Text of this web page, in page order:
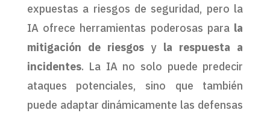
expuestas a riesgos de seguridad, pero la
IA ofrece herramientas poderosas para la
mitigación de riesgos y la respuesta a
incidentes. La IA no solo puede predecir
ataques potenciales, sino que también
puede adaptar dinámicamente las defensas